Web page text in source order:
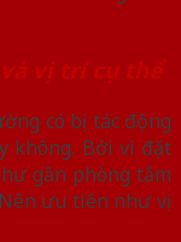
vị trí cụ thể
có bị tác động
không. Bởi vì đặt
gần phòng tắm
ưu tiên như vị